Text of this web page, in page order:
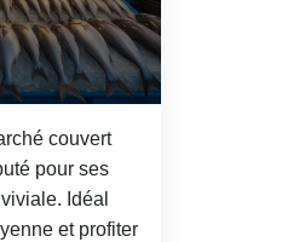
couvert
pour ses
Idéal
et profiter